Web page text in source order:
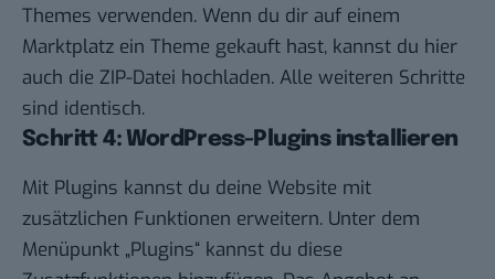
Themes verwenden. Wenn du dir auf einem
Marktplatz ein Theme gekauft hast, kannst du hier
auch die ZIP-Datei hochladen. Alle weiteren Schritte
sind identisch.
Schritt 4: WordPress-Plugins installieren
Mit Plugins kannst du deine Website mit
zusätzlichen Funktionen erweitern. Unter dem
Menüpunkt „Plugins“ kannst du diese